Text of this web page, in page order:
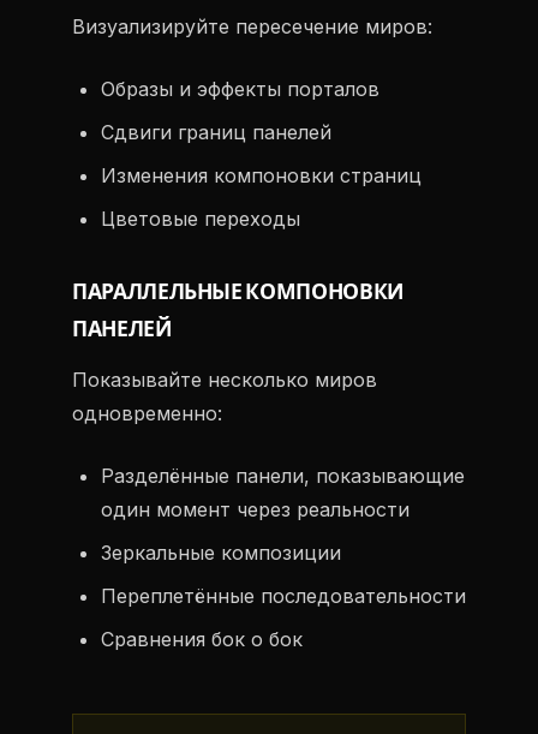
Визуализируйте пересечение миров:
Образы и эффекты порталов
Сдвиги границ панелей
Изменения компоновки страниц
Цветовые переходы
ПАРАЛЛЕЛЬНЫЕ КОМПОНОВКИ
ПАНЕЛЕЙ
Показывайте несколько миров
одновременно:
Разделённые панели, показывающие
один момент через реальности
Зеркальные композиции
Переплетённые последовательности
Сравнения бок о бок